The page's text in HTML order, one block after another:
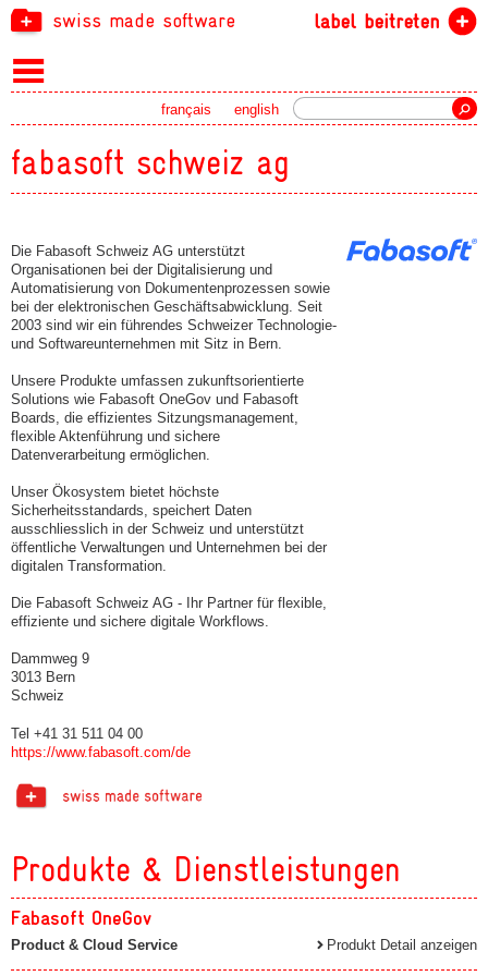
swiss made software label beitreten
english
français
fabasoft schweiz ag
Die Fabasoft Schweiz AG unterstützt
Organisationen bei der Digitalisierung und
Automatisierung von Dokumentenprozessen sowie
bei der elektronischen Geschäftsabwicklung. Seit
2003 sind wir ein führendes Schweizer Technologie-
und Softwareunternehmen mit Sitz in Bern.
Unsere Produkte umfassen zukunftsorientierte
Solutions wie Fabasoft OneGov und Fabasoft
Boards, die effizientes Sitzungsmanagement,
flexible Aktenführung und sichere
Datenverarbeitung ermöglichen.
Unser Ökosystem bietet höchste
Sicherheitsstandards, speichert Daten
ausschliesslich in der Schweiz und unterstützt
öffentliche Verwaltungen und Unternehmen bei der
digitalen Transformation.
Die Fabasoft Schweiz AG - Ihr Partner für flexible,
effiziente und sichere digitale Workflows.
Dammweg 9
3013 Bern
Schweiz
Tel +41 31 511 04 00
https://www.fabasoft.com/de
Produkte & Dienstleistungen
Fabasoft OneGov
Product & Cloud Service Produkt Detail anzeigen